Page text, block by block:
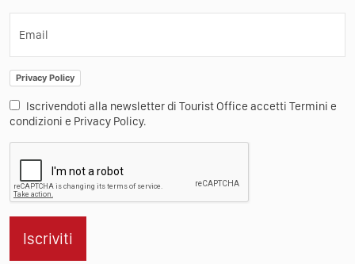
Email
Privacy Policy
Iscrivendoti alla newsletter di Tourist Office accetti Termini e
condizioni e Privacy Policy.
Iscriviti